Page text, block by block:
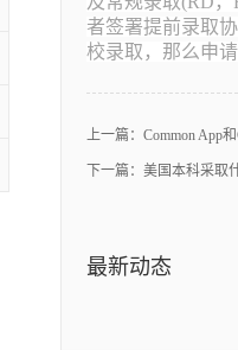
者签署提前录取
校录取，那么申
上一篇： Common App
下一篇： 美国本科采取
最新动态